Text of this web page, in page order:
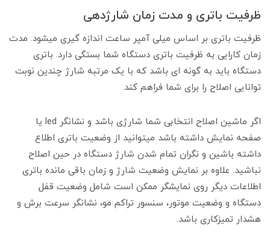
ظرفیت باتری و مدت زمان شارژدهی
ظرفیت باتری بر اساس میلی آمپر ساعت اندازه گیری میشود. مدت
زمان کارایی به ظرفیت باتری دستگاه شما بستگی دارد. باتری
دستگاه باید به گونه ای باشد که با یک مرتبه شارژ چندین نوبت
توانایی اصلاح را برای شما فراهم کند.
اگر ماشین اصلاح انتخابی شما شارژی باشد و نشانگر led یا
صفحه نمایش داشته باشد میتوانید از وضعیت باتری اطلاع
داشته باشین و نگران تمام شدن شارژ دستگاه در حین اصلاح
نباشید. علاوه بر نمایش وضعیت شارژ و زمان باقی مانده باتری
اطلاعات دیگر روی نمایشگر ممکن است شامل وضعیت قفل
دستگاه و وضعیت موتور، سنسور تراکم مو، نشانگر سرعت برش و
هشدار تمیزکاری باشد.